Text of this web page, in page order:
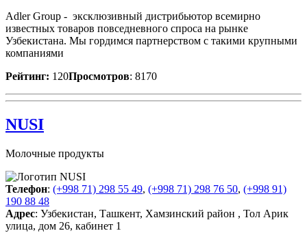
Adler Group - эксклюзивный дистрибьютор всемирно
известных товаров повседневного спроса на рынке
Узбекистана. Мы гордимся партнерством с такими крупными
компаниями
Рейтинг: 120Просмотров: 8170
NUSI
Молочные продукты
Телефон: (+998 71) 298 55 49, (+998 71) 298 76 50, (+998 91)
190 88 48
Адрес: Узбекистан, Ташкент, Хамзинский район , Тол Арик
улица, дом 26, кабинет 1